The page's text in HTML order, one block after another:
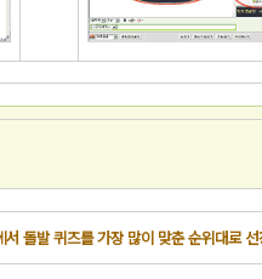
돌발 퀴즈를 가장 많이 맞춘 순위대로